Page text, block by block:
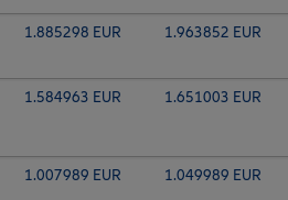
1.885298 EUR 1.963852 EUR
1.584963 EUR 1.651003 EUR
1.007989 EUR 1.049989 EUR